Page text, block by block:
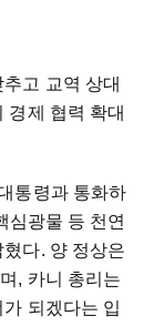
고 교역 상대
경제 협력 확대
통령과 통화하
심광물 등 천연
다. 양 정상은
, 카니 총리는
되겠다는 입